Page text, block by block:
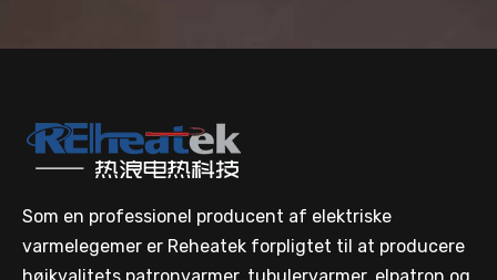
Som en professionel producent af elektriske
varmelegemer er Reheatek forpligtet til at producere